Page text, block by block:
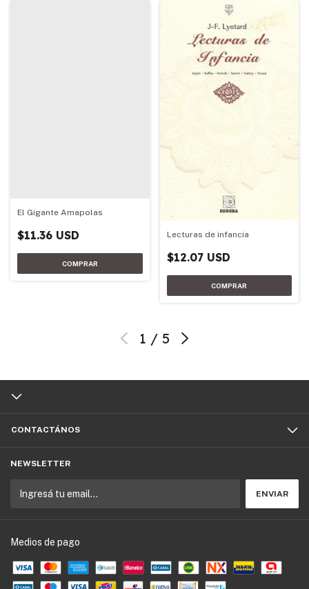
El Gigante Amapolas
$11.36 USD Lecturas de infancia
$12.07 USD
1 / 5
CONTACTÁNOS
NEWSLETTER
Medios de pago